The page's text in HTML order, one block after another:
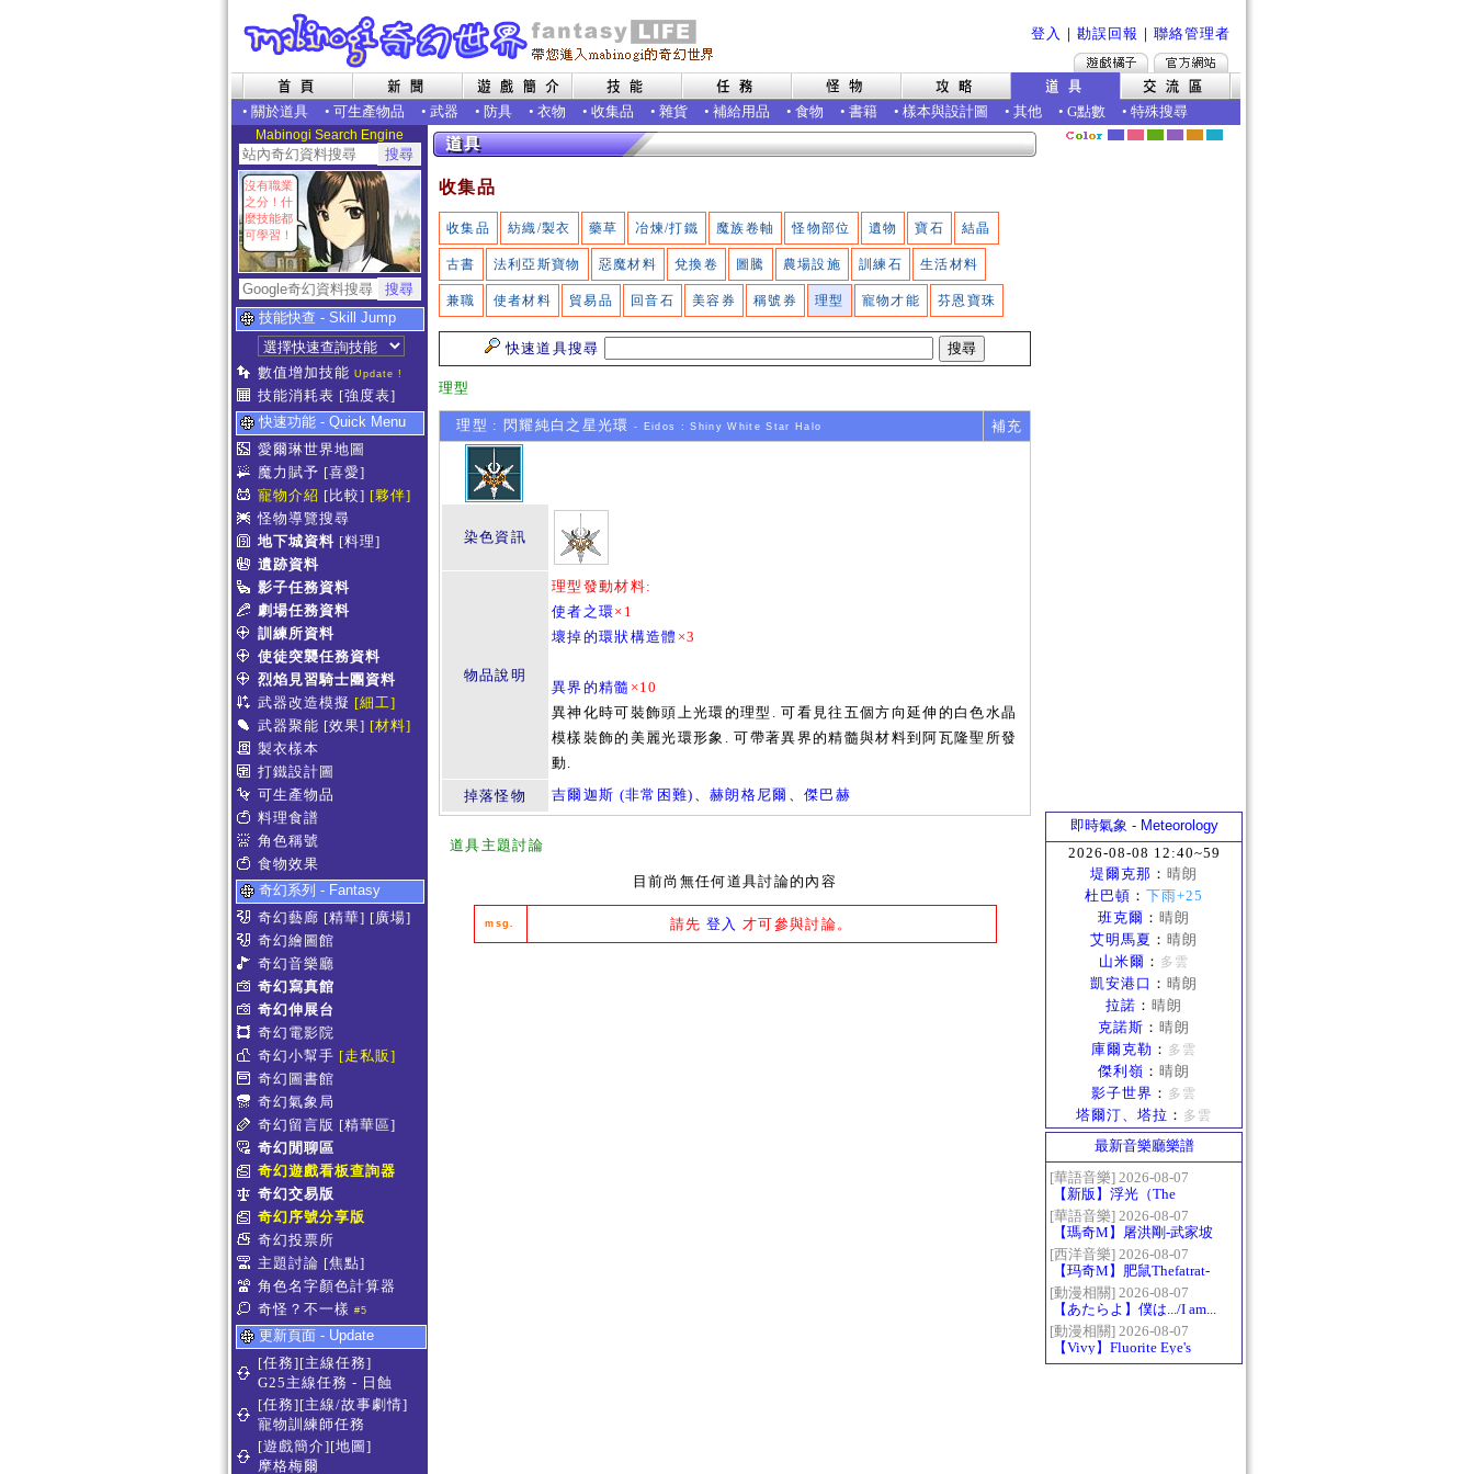
登入 ｜ 勘誤回報 ｜ 聯絡管理者
• 關於道具 • 可生產物品 • 武器 • 防具 • 衣物 • 收集品 • 雜貨 • 補給用品 • 食物 • 書籍 • 樣本與設計圖 • 其他 • G點數 • 特殊搜尋
Mabinogi Search Engine
沒有職業
之分！什
麼技能都
可學習！
技能快查 - Skill Jump
數值增加技能 Update !
技能消耗表 [強度表]
快速功能 - Quick Menu
愛爾琳世界地圖
魔力賦予 [喜愛]
寵物介紹 [比較] [夥伴]
怪物導覽搜尋
地下城資料 [料理]
遺跡資料
影子任務資料
劇場任務資料
訓練所資料
使徒突襲任務資料
烈焰見習騎士團資料
武器改造模擬 [細工]
武器聚能 [效果] [材料]
製衣樣本
打鐵設計圖
可生產物品
料理食譜
角色稱號
食物效果
奇幻系列 - Fantasy
奇幻藝廊 [精華] [廣場]
奇幻繪圖館
奇幻音樂廳
奇幻寫真館
奇幻伸展台
奇幻電影院
奇幻小幫手 [走私販]
奇幻圖書館
奇幻氣象局
奇幻留言版 [精華區]
奇幻閒聊區
奇幻遊戲看板查詢器
奇幻交易版
奇幻序號分享版
奇幻投票所
主題討論 [焦點]
角色名字顏色計算器
奇怪？不一樣 #5
更新頁面 - Update
[任務][主線任務]
G25主線任務 - 日蝕
[任務][主線/故事劇情]
寵物訓練師任務
[遊戲簡介][地圖]
摩格梅爾
收集品
收集品 紡織/製衣 藥草 冶煉/打鐵 魔族卷軸 怪物部位 遺物 寶石 結晶
古書 法利亞斯寶物 惡魔材料 兌換卷 圖騰 農場設施 訓練石 生活材料
兼職 使者材料 貿易品 回音石 美容券 稱號券 理型 寵物才能 芬恩寶珠
快速道具搜尋
理型
理型 : 閃耀純白之星光環 - Eidos : Shiny White Star Halo 補充
染色資訊
物品說明
理型發動材料:
使者之環×1
壞掉的環狀構造體 ×3
異界的精髓 ×10
異神化時可裝飾頭上光環的理型. 可看見往五個方向延伸的白色水晶
模樣裝飾的美麗光環形象. 可帶著異界的精髓與材料到阿瓦隆聖所發
動.
掉落怪物
吉爾迦斯 (非常困難) 、赫朗格尼爾 、傑巴赫
道具主題討論
目前尚無任何道具討論的內容
msg. 請先 登入 才可參與討論。
即時氣象 - Meteorology
2026-08-08 12:40~59
堤爾克那 ： 晴朗
杜巴頓 ： 下雨+25
班克爾 ： 晴朗
艾明馬夏 ： 晴朗
山米爾 ： 多雲
凱安港口 ： 晴朗
拉諾 ： 晴朗
克諾斯 ： 晴朗
庫爾克勒 ： 多雲
傑利嶺 ： 晴朗
影子世界 ： 多雲
塔爾汀、塔拉 ： 多雲
最新音樂廳樂譜
[華語音樂] 2026-08-07
【新版】浮光（The
History）：六和弦
[華語音樂] 2026-08-07
【瑪奇M】屠洪剛-武家坡
2021
[西洋音樂] 2026-08-07
【玛奇M】肥鼠Thefatrat-
Monody
[動漫相關] 2026-08-07
【あたらよ】僕は.../I am...
（我內心的糟糕念頭/僕の
心のヤバイやつ第二季
OP）
[動漫相關] 2026-08-07
【Vivy】Fluorite Eye's
Song